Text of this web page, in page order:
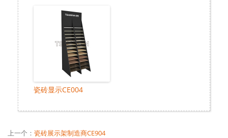
瓷砖显示CE004
上一个： 瓷砖展示架制造商CE904